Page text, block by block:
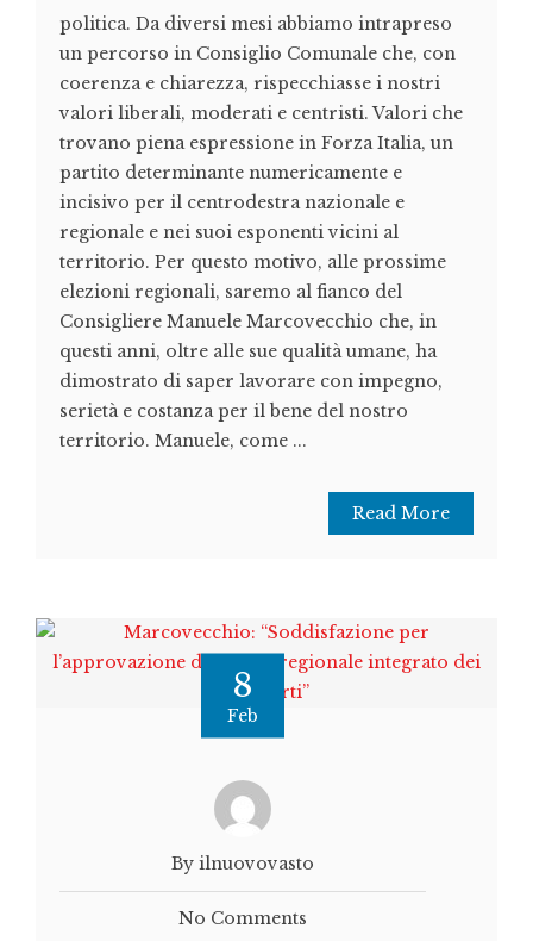
politica. Da diversi mesi abbiamo intrapreso
un percorso in Consiglio Comunale che, con
coerenza e chiarezza, rispecchiasse i nostri
valori liberali, moderati e centristi. Valori che
trovano piena espressione in Forza Italia, un
partito determinante numericamente e
incisivo per il centrodestra nazionale e
regionale e nei suoi esponenti vicini al
territorio. Per questo motivo, alle prossime
elezioni regionali, saremo al fianco del
Consigliere Manuele Marcovecchio che, in
questi anni, oltre alle sue qualità umane, ha
dimostrato di saper lavorare con impegno,
serietà e costanza per il bene del nostro
territorio. Manuele, come ...
Read More
8
Feb
By ilnuovovasto
No Comments